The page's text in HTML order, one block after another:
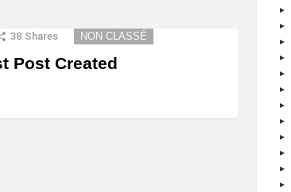
38 Shares NON CLASSÉ
Post Created